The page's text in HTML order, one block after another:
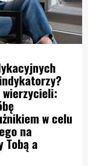
w celu
na
Tobą a